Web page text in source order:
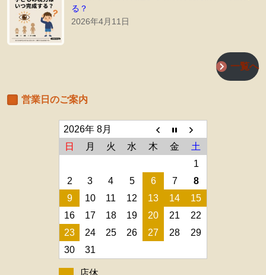
る？
2026年4月11日
一覧へ
営業日のご案内
2026年 8月
日
月 火 水 木 金
土
1
2
3 4 5 6 7
8
9
10 11 12 13 14
15
16
17 18 19 20 21
22
23
24 25 26 27 28
29
30
31
店休